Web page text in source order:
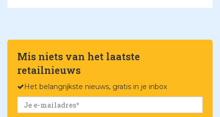
Mis niets van het laatste
retailnieuws
Het belangrijkste nieuws, gratis in je inbox